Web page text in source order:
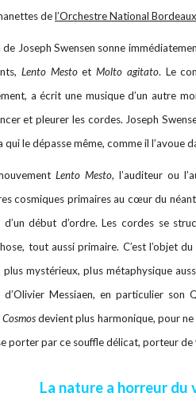
del’Orchestre National
de Joseph Swensen sonne
Lento MestoetMolto agitato. Le
a écrit une musique d’un autre
et pleurer les cordes. Joseph
qui le dépasse même, comme il l’avoue
Lento Mesto, l’auditeur ou
cosmiques primaires au cœur du
début d’ordre. Les cordes se
tout aussi primaire. C’est l’objet
plus mystérieux, plus métaphysique
d’Olivier Messiaen, en particulier
devient plus harmonique, pour
porter par ce souffle délicat, porteur de
La nature a horreur du